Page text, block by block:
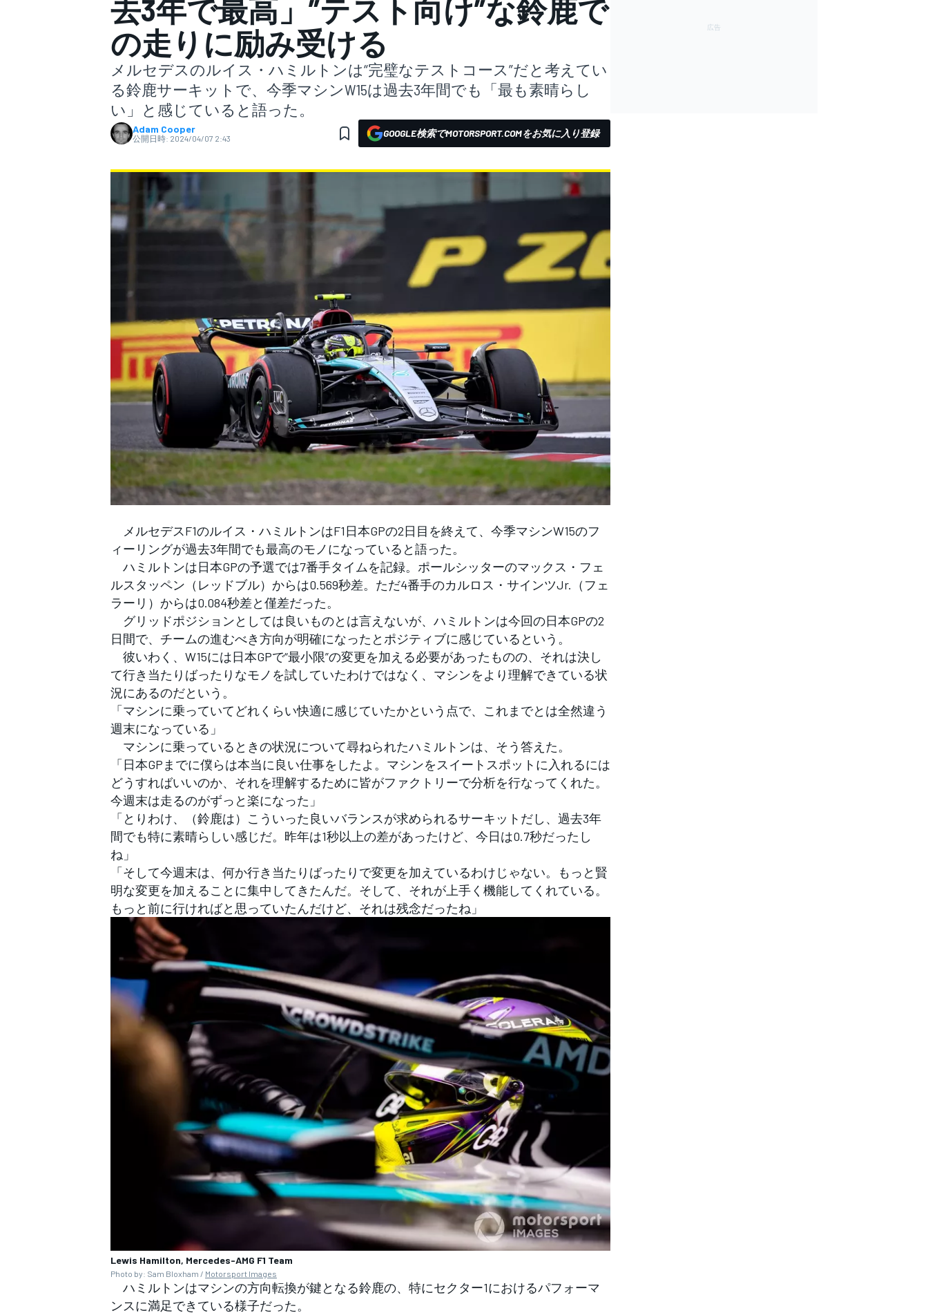
スーパーフォーミュラ
スーパーGT
WEC
フォーミュラE
去3年で最高」”テスト向け”な鈴鹿で
の走りに励み受ける
メルセデスのルイス・ハミルトンは“完璧なテストコース”だと考えてい
る鈴鹿サーキットで、今季マシンW15は過去3年間でも「最も素晴らし
い」と感じていると語った。
Adam Cooper
公開日時: 2024/04/07 2:43 GOOGLE検索でMOTORSPORT.COMをお気に入り登録
メルセデスF1のルイス・ハミルトンはF1日本GPの2日目を終えて、今季マシンW15のフ
ィーリングが過去3年間でも最高のモノになっていると語った。
ハミルトンは日本GPの予選では7番手タイムを記録。ポールシッターのマックス・フェ
ルスタッペン（レッドブル）からは0.569秒差。ただ4番手のカルロス・サインツJr.（フェ
ラーリ）からは0.084秒差と僅差だった。
グリッドポジションとしては良いものとは言えないが、ハミルトンは今回の日本GPの2
日間で、チームの進むべき方向が明確になったとポジティブに感じているという。
彼いわく、W15には日本GPで“最小限”の変更を加える必要があったものの、それは決し
て行き当たりばったりなモノを試していたわけではなく、マシンをより理解できている状
況にあるのだという。
「マシンに乗っていてどれくらい快適に感じていたかという点で、これまでとは全然違う
週末になっている」
マシンに乗っているときの状況について尋ねられたハミルトンは、そう答えた。
「日本GPまでに僕らは本当に良い仕事をしたよ。マシンをスイートスポットに入れるには
どうすればいいのか、それを理解するために皆がファクトリーで分析を行なってくれた。
今週末は走るのがずっと楽になった」
「とりわけ、（鈴鹿は）こういった良いバランスが求められるサーキットだし、過去3年
間でも特に素晴らしい感じだ。昨年は1秒以上の差があったけど、今日は0.7秒だったし
ね」
「そして今週末は、何か行き当たりばったりで変更を加えているわけじゃない。もっと賢
明な変更を加えることに集中してきたんだ。そして、それが上手く機能してくれている。
もっと前に行ければと思っていたんだけど、それは残念だったね」
Lewis Hamilton, Mercedes-AMG F1 Team
Photo by: Sam Bloxham / Motorsport Images
ハミルトンはマシンの方向転換が鍵となる鈴鹿の、特にセクター1におけるパフォーマ
ンスに満足できている様子だった。